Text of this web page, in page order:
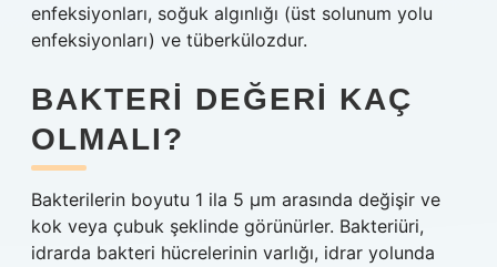
enfeksiyonları, soğuk algınlığı (üst solunum yolu
enfeksiyonları) ve tüberkülozdur.
BAKTERI DEĞERI KAÇ
OLMALI?
Bakterilerin boyutu 1 ila 5 µm arasında değişir ve
kok veya çubuk şeklinde görünürler. Bakteriüri,
idrarda bakteri hücrelerinin varlığı, idrar yolunda